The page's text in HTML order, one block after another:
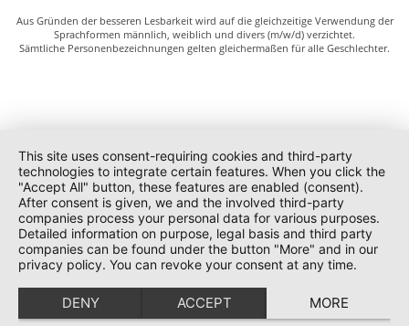
Aus Gründen der besseren Lesbarkeit wird auf die gleichzeitige Verwendung der
Sprachformen männlich, weiblich und divers (m/w/d) verzichtet.
Sämtliche Personenbezeichnungen gelten gleichermaßen für alle Geschlechter.
This site uses consent-requiring cookies and third-party
technologies to integrate certain features. When you click the
"Accept All" button, these features are enabled (consent).
After consent is given, we and the involved third-party
companies process your personal data for various purposes.
Detailed information on purpose, legal basis and third party
companies can be found under the button "More" and in our
privacy policy. You can revoke your consent at any time.
DENY ACCEPT MORE